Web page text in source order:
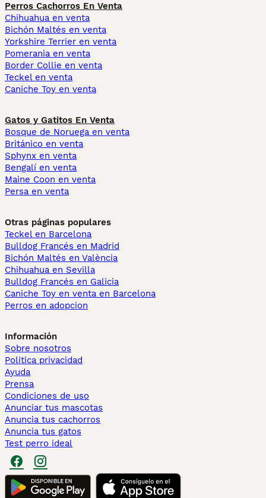
Perros Cachorros En Venta
Chihuahua en venta
Bichón Maltés en venta
Yorkshire Terrier en venta
Pomerania en venta
Border Collie en venta
Teckel en venta
Caniche Toy en venta
Gatos y Gatitos En Venta
Bosque de Noruega en venta
Británico en venta
Sphynx en venta
Bengalí en venta
Maine Coon en venta
Persa en venta
Otras páginas populares
Teckel en Barcelona
Bulldog Francés en Madrid
Bichón Maltés en València
Chihuahua en Sevilla
Bulldog Francés en Galicia
Caniche Toy en venta en Barcelona
Perros en adopcion
Información
Sobre nosotros
Politica privacidad
Ayuda
Prensa
Condiciones de uso
Anunciar tus mascotas
Anuncia tus cachorros
Anuncia tus gatos
Test perro ideal